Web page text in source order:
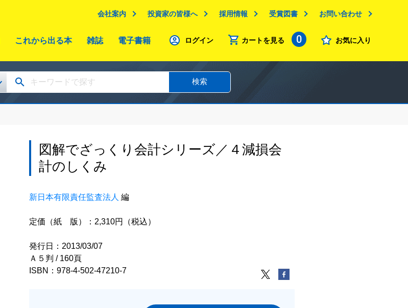
会社案内 投資家の皆様へ 採用情報 受賞図書 お問い合わせ
これから出る本 雑誌 電子書籍 ログイン カートを見る 0 お気に入り
検索
図解でざっくり会計シリーズ／４減損会
計のしくみ
新日本有限責任監査法人 編
定価（紙 版）：2,310円（税込）
発行日：2013/03/07
Ａ５判 / 160頁
ISBN：978-4-502-47210-7